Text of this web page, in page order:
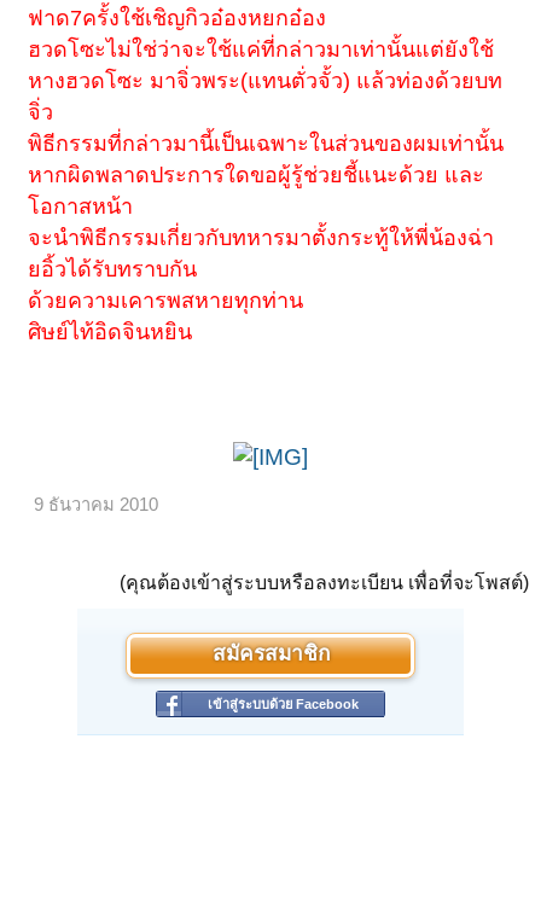
ฟาด7ครั้งใช้เชิญกิวอ๋องหยกอ๋อง
ฮวดโซะไม่ใช่ว่าจะใช้แค่ที่กล่าวมาเท่านั้นแต่ยังใช้
หางฮวดโซะ มาจิ่วพระ(แทนตั่วจั้ว) แล้วท่องด้วยบท
จิ่ว
พิธีกรรมที่กล่าวมานี้เป็นเฉพาะในส่วนของผมเท่านั้น
หากผิดพลาดประการใดขอผู้รู้ช่วยชี้แนะด้วย และ
โอกาสหน้า
จะนำพิธีกรรมเกี่ยวกับทหารมาตั้งกระทู้ให้พี่น้องฉ่า
ยอิ้วได้รับทราบกัน
ด้วยความเคารพสหายทุกท่าน
ศิษย์ไท้อิดจินหยิน
9 ธันวาคม 2010
(คุณต้องเข้าสู่ระบบหรือลงทะเบียน เพื่อที่จะโพสต์)
สมัครสมาชิก
เข้าสู่ระบบด้วย Facebook